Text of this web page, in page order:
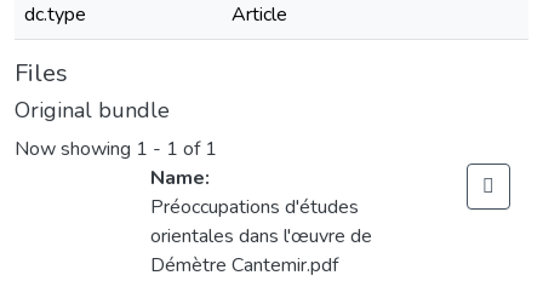
dc.type
Article
Files
Original bundle
Now showing 1 - 1 of 1
Name:
Préoccupations d'études
orientales dans l'œuvre de
Démètre Cantemir.pdf